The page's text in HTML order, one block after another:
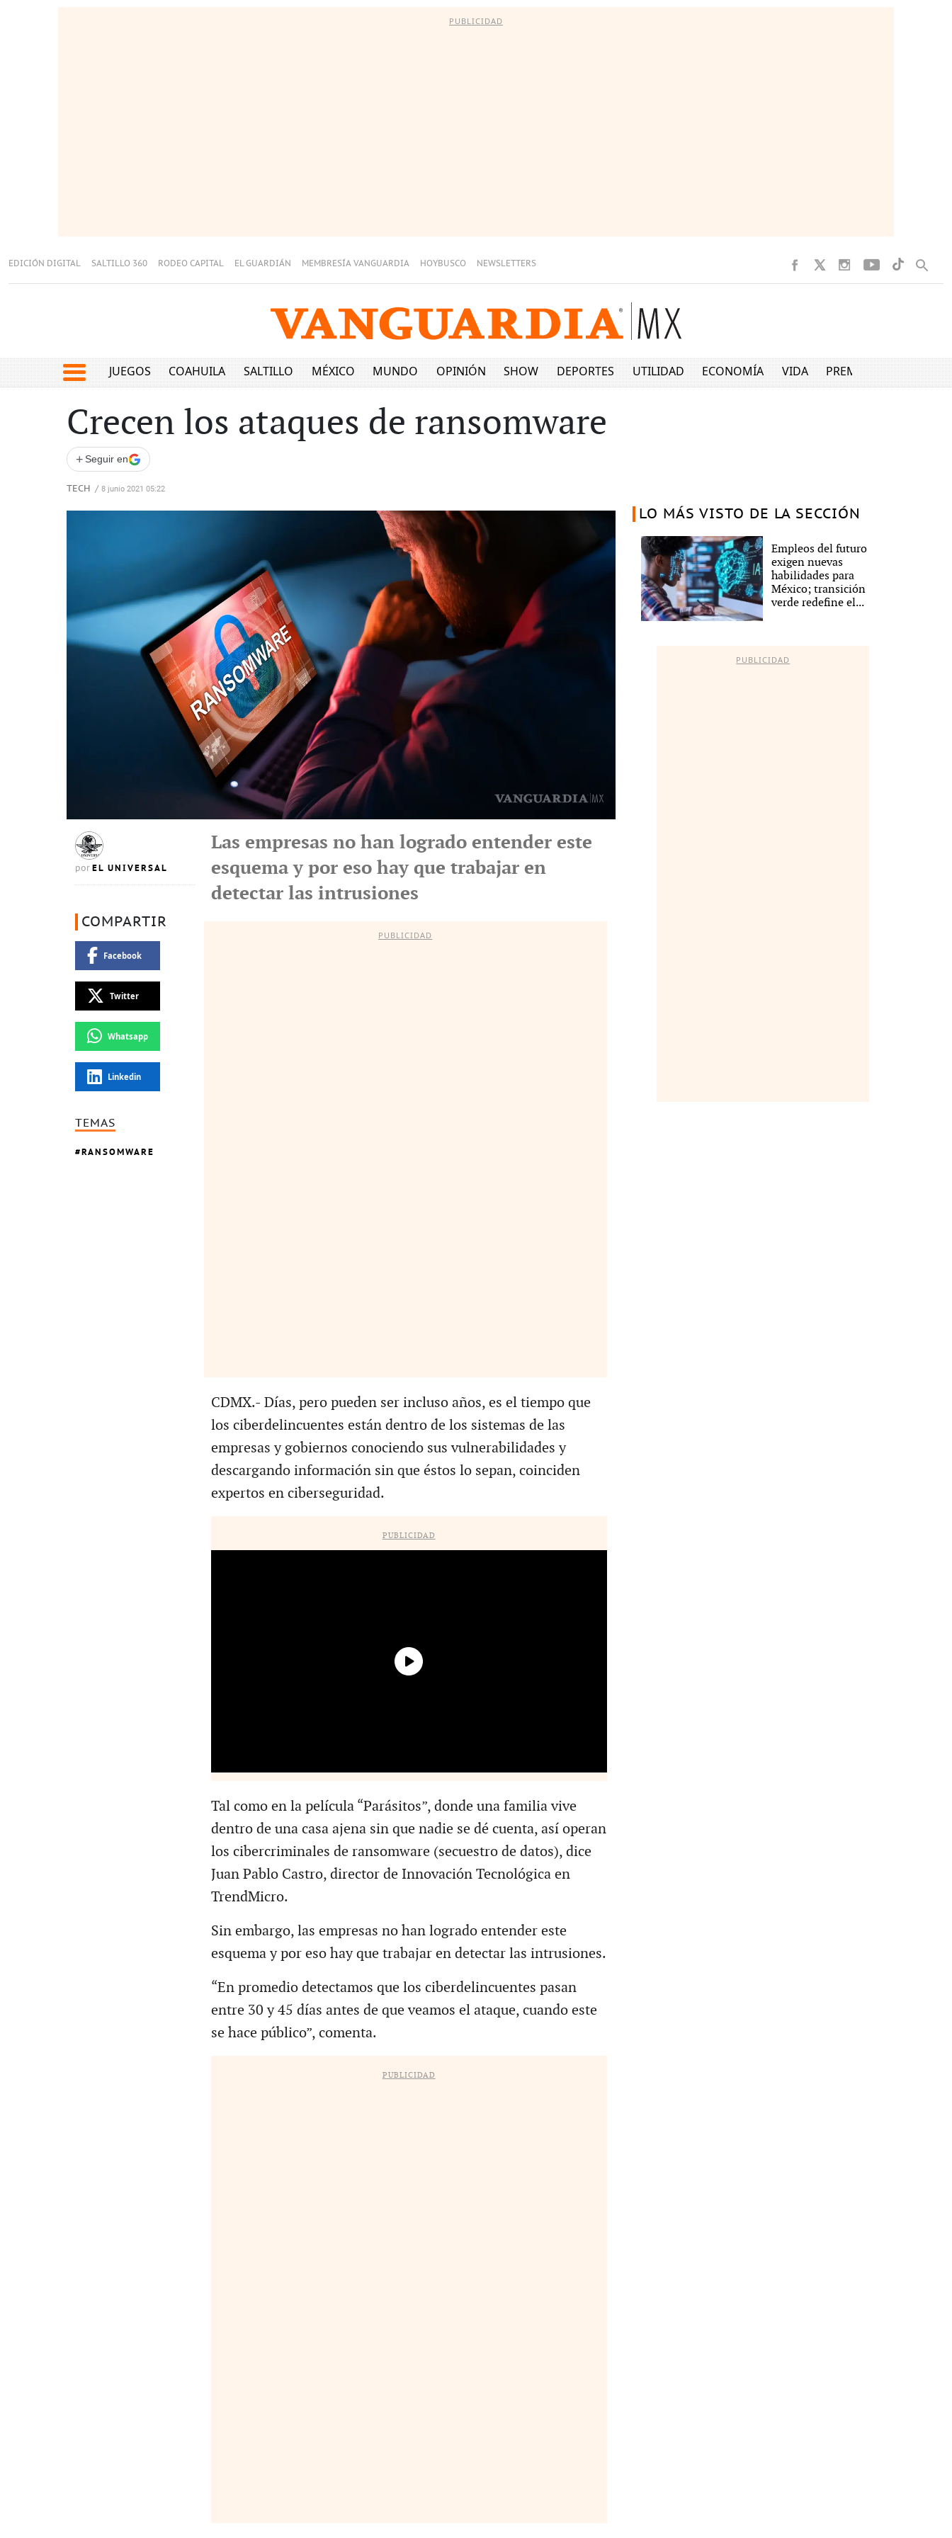
PUBLICIDAD
EDICIÓN DIGITAL SALTILLO 360 RODEO CAPITAL EL GUARDIÁN MEMBRESÍA VANGUARDIA HOYBUSCO NEWSLETTERS
JUEGOS COAHUILA SALTILLO MÉXICO MUNDO OPINIÓN SHOW DEPORTES UTILIDAD ECONOMÍA VIDA PREMIUM
Crecen los ataques de ransomware
+ Seguir en
TECH / 8 junio 2021 05:22
por EL UNIVERSAL
COMPARTIR
Facebook
Twitter
Whatsapp
Linkedin
TEMAS
RANSOMWARE
Las empresas no han logrado entender este
esquema y por eso hay que trabajar en
detectar las intrusiones
PUBLICIDAD
CDMX.- Días, pero pueden ser incluso años, es el tiempo que
los ciberdelincuentes están dentro de los sistemas de las
empresas y gobiernos conociendo sus vulnerabilidades y
descargando información sin que éstos lo sepan, coinciden
expertos en ciberseguridad.
PUBLICIDAD
Tal como en la película “Parásitos”, donde una familia vive
dentro de una casa ajena sin que nadie se dé cuenta, así operan
los cibercriminales de ransomware (secuestro de datos), dice
Juan Pablo Castro, director de Innovación Tecnológica en
TrendMicro.
Sin embargo, las empresas no han logrado entender este
esquema y por eso hay que trabajar en detectar las intrusiones.
“En promedio detectamos que los ciberdelincuentes pasan
entre 30 y 45 días antes de que veamos el ataque, cuando este
se hace público”, comenta.
PUBLICIDAD
LO MÁS VISTO DE LA SECCIÓN
Empleos del futuro
exigen nuevas
habilidades para
México; transición
verde redefine el...
PUBLICIDAD